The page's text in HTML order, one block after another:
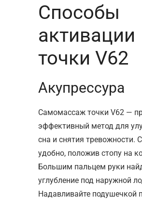
Способы
активации
точки V62
Акупрессура
Самомассаж точки V62 —
эффективный метод для
сна и снятия тревожности.
удобно, положив стопу на
Большим пальцем руки
углубление под наружной
Надавливайте подушечкой